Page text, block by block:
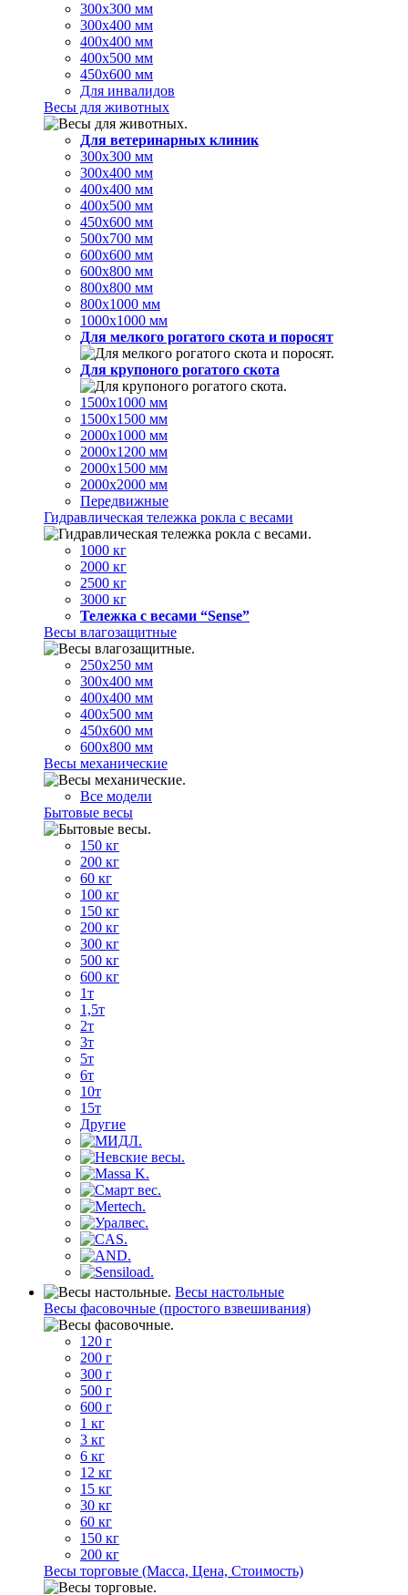
300х300 мм
300х400 мм
400х400 мм
400х500 мм
450х600 мм
Для инвалидов
Весы для животных
Для ветеринарных клиник
300х300 мм
300х400 мм
400х400 мм
400х500 мм
450х600 мм
500х700 мм
600х600 мм
600х800 мм
800х800 мм
800х1000 мм
1000х1000 мм
Для мелкого рогатого скота и поросят
Для крупоного рогатого скота
1500х1000 мм
1500х1500 мм
2000х1000 мм
2000х1200 мм
2000х1500 мм
2000х2000 мм
Передвижные
Гидравлическая тележка рокла с весами
1000 кг
2000 кг
2500 кг
3000 кг
Тележка с весами “Sense”
Весы влагозащитные
250х250 мм
300х400 мм
400х400 мм
400х500 мм
450х600 мм
600х800 мм
Весы механические
Все модели
Бытовые весы
150 кг
200 кг
60 кг
100 кг
150 кг
200 кг
300 кг
500 кг
600 кг
1т
1,5т
2т
3т
5т
6т
10т
15т
Другие
Весы настольные
Весы фасовочные (простого взвешивания)
120 г
200 г
300 г
500 г
600 г
1 кг
3 кг
6 кг
12 кг
15 кг
30 кг
60 кг
150 кг
200 кг
Весы торговые (Масса, Цена, Стоимость)